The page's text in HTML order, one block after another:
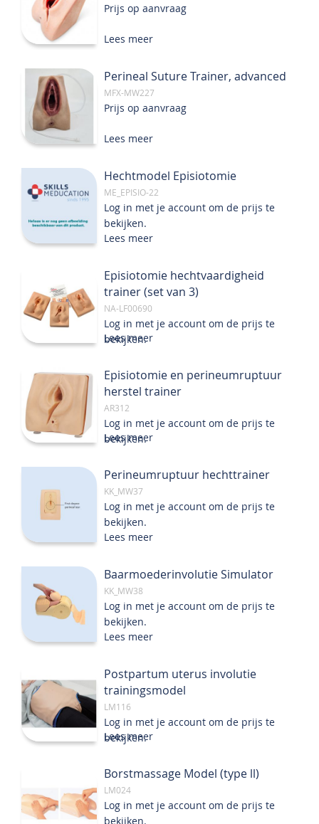
Prijs op aanvraag
Lees meer
Perineal Suture Trainer, advanced
MFX-MW227
Prijs op aanvraag
Lees meer
Hechtmodel Episiotomie
ME_EPISIO-22
Log in met je account om de prijs te
bekijken.
Lees meer
Episiotomie hechtvaardigheid
trainer (set van 3)
NA-LF00690
Log in met je account om de prijs te
bekijken.
Lees meer
Episiotomie en perineumruptuur
herstel trainer
AR312
Log in met je account om de prijs te
bekijken.
Lees meer
Perineumruptuur hechttrainer
KK_MW37
Log in met je account om de prijs te
bekijken.
Lees meer
Baarmoederinvolutie Simulator
KK_MW38
Log in met je account om de prijs te
bekijken.
Lees meer
Postpartum uterus involutie
trainingsmodel
LM116
Log in met je account om de prijs te
bekijken.
Lees meer
Borstmassage Model (type ll)
LM024
Log in met je account om de prijs te
bekijken.